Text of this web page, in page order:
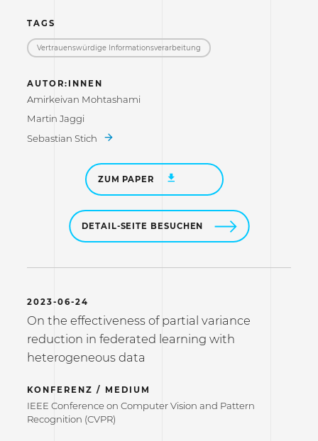
TAGS
Vertrauenswürdige Informations­verarbeitung
AUTOR:INNEN
Amirkeivan Mohtashami
Martin Jaggi
Sebastian Stich
ZUM PAPER
DETAIL-SEITE BESUCHEN
2023-06-24
On the effectiveness of partial variance
reduction in federated learning with
heterogeneous data
KONFERENZ / MEDIUM
IEEE Conference on Computer Vision and Pattern
Recognition (CVPR)